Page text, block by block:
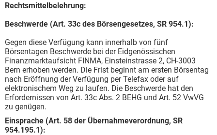
Rechtsmittelbelehrung:
Beschwerde (Art. 33c des Börsengesetzes, SR 954.1):
Gegen diese Verfügung kann innerhalb von fünf
Börsentagen Beschwerde bei der Eidgenössischen
Finanzmarktaufsicht FINMA, Einsteinstrasse 2, CH-3003
Bern erhoben werden. Die Frist beginnt am ersten Börsentag
nach Eröffnung der Verfügung per Telefax oder auf
elektronischem Weg zu laufen. Die Beschwerde hat den
Erfordernissen von Art. 33c Abs. 2 BEHG und Art. 52 VwVG
zu genügen.
Einsprache (Art. 58 der Übernahmeverordnung, SR
954.195.1):